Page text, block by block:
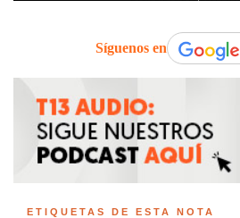
Síguenos en
ETIQUETAS DE ESTA NOTA